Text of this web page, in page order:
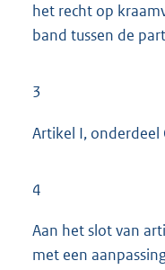
het recht op
band tussen de
3
Artikel I, onderdeel
4
Aan het slot van
met een